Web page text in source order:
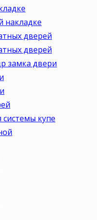
накладке
дверей
дверей
замка двери
купе